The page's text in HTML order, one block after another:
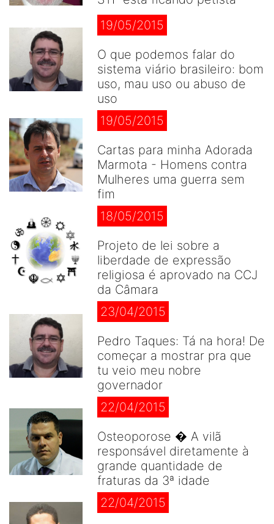
19/05/2015
O que podemos falar do
sistema viário brasileiro: bom
uso, mau uso ou abuso de
uso
19/05/2015
Cartas para minha Adorada
Marmota - Homens contra
Mulheres uma guerra sem
fim
18/05/2015
Projeto de lei sobre a
liberdade de expressão
religiosa é aprovado na CCJ
da Câmara
23/04/2015
Pedro Taques: Tá na hora! De
começar a mostrar pra que
tu veio meu nobre
governador
22/04/2015
Osteoporose � A vilã
responsável diretamente à
grande quantidade de
fraturas da 3ª idade
22/04/2015